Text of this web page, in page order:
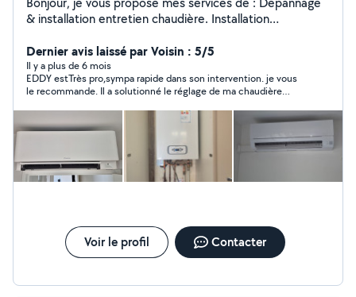
& installation entretien chaudière. Installation
&installation sanitaire chauffage. Desembouage
radiateur plancher chauffant. Installation et mise en
service CLIMATISATION Robineterie cumulus
débouchage fuite. Dispo 7/7 déplacement et devis
gratuit. TEL :O7 83 05 40 37
Dernier avis laissé par Voisin : 5/5
Il y a plus de 6 mois
EDDY estTrès pro,sympa rapide dans son intervention. je vous
le recommande. Il a solutionné le réglage de ma chaudière
Voir le profil Contacter